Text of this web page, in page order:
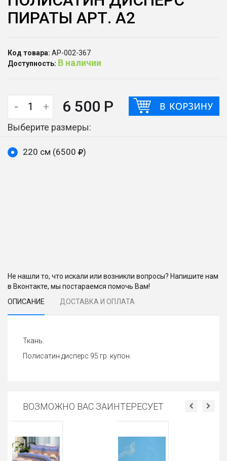
ПИРАТЫ АРТ. А2
Код товара: АР-002-367
Доступность: В наличии
- + 6 500 Р
Выберите размеры:
220 см (6500 )
Не нашли то, что искали или возникли вопросы? Напишите нам
в Вконтакте, мы постараемся помочь Вам!
ОПИСАНИЕ
ДОСТАВКА И ОПЛАТА
Ткань.
Полисатин дисперс 95 гр. купон.
ВОЗМОЖНО ВАС ЗАИНТЕРЕСУЕТ